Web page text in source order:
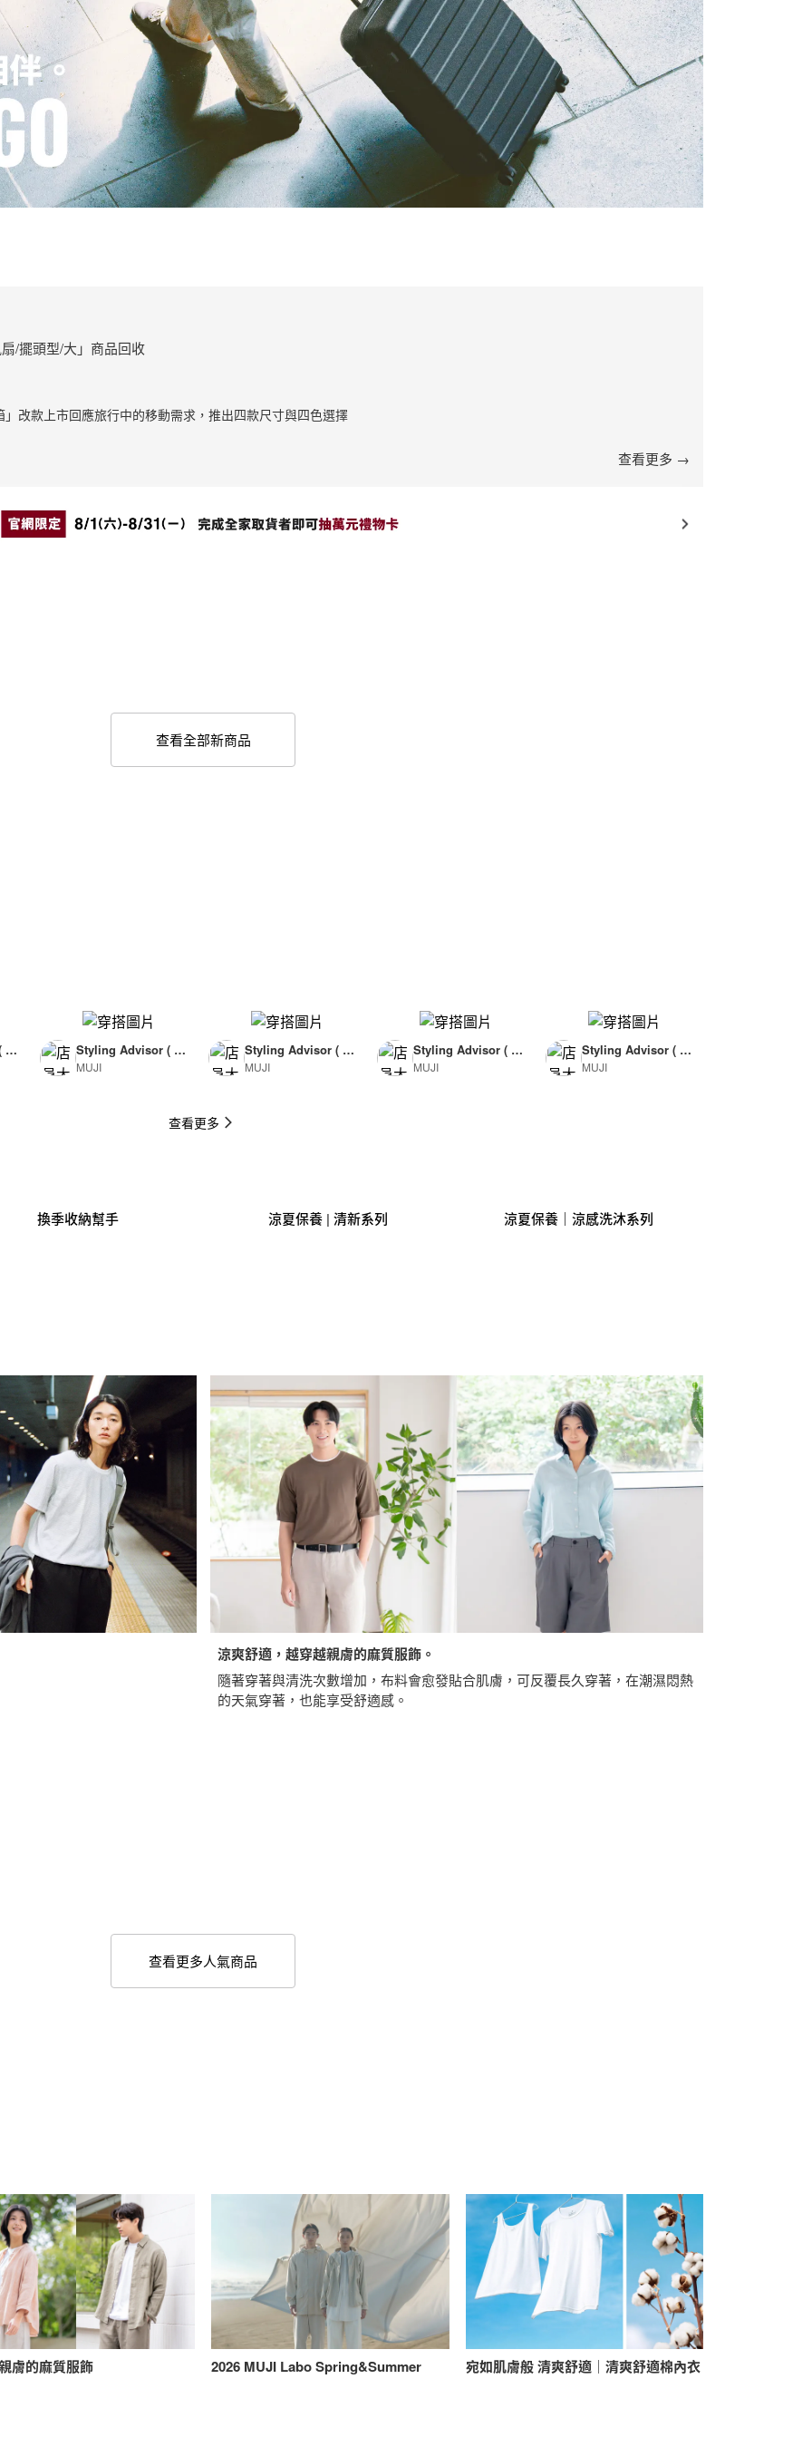
/擺頭型/大」商品回收
改款上市回應旅行中的移動需求，推出四款尺寸與四色選擇
查看更多 →
查看全部新商品
查看更多
F
Styling Advisor ( F
or Man )
MUJI
Styling Advisor ( F
or Man )
MUJI
Styling Advisor ( F
or Woman )
MUJI
Styling Advisor ( F
or Man )
MUJI
換季收納幫手 涼夏保養 | 清新系列 涼夏保養｜涼感洗沐系列
涼爽舒適，越穿越親膚的麻質服飾。
隨著穿著與清洗次數增加，布料會愈發貼合肌膚，可反覆長久穿著，在潮濕悶熱
的天氣穿著，也能享受舒適感。
查看更多人氣商品
膚的麻質服飾 2026 MUJI Labo Spring&Summer 宛如肌膚般 清爽舒適｜清爽舒適棉內衣